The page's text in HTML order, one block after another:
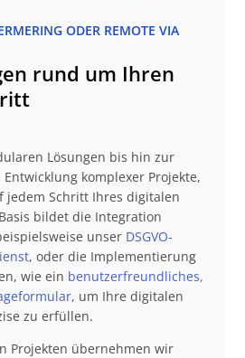
ODER REMOTE VIA
rund um Ihren
Lösungen bis hin zur
komplexer Projekte,
jedem Schritt Ihres digitalen
bildet die Integration
unser DSGVO-
, oder die Implementierung
wie ein benutzerfreundliches,
, um Ihre digitalen
zu erfüllen.
Projekten übernehmen wir